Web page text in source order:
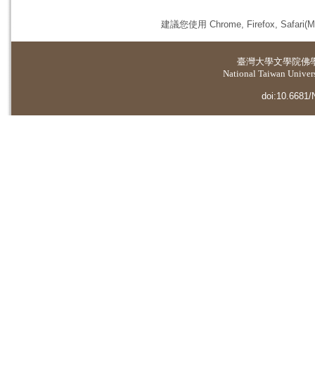
建議您使用 Chrome, Firefox,
臺灣大學文學院佛
National Taiwan
doi:10.6681/